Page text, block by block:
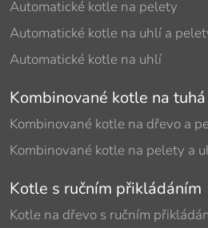
Automatické kotle na pelety
Automatické kotle na uhlí a
Automatické kotle na uhlí
Kombinované kotle na
Kombinované kotle na dřevo a
Kombinované kotle na pelety a
Kotle s ručním přikládáním
Kotle na dřevo s ručním